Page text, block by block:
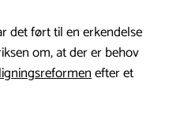
det ført til en erkendelse
om, at der er behov
efter et